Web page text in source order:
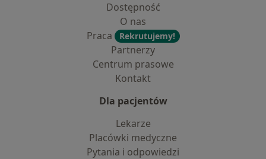
Dostępność
O nas
Praca
Rekrutujemy!
Partnerzy
Centrum prasowe
Kontakt
Dla pacjentów
Lekarze
Placówki medyczne
Pytania i odpowiedzi